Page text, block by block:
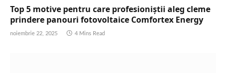
Top 5 motive pentru care profesioniștii aleg cleme
prindere panouri fotovoltaice Comfortex Energy
noiembrie 22, 2025 4 Mins Read